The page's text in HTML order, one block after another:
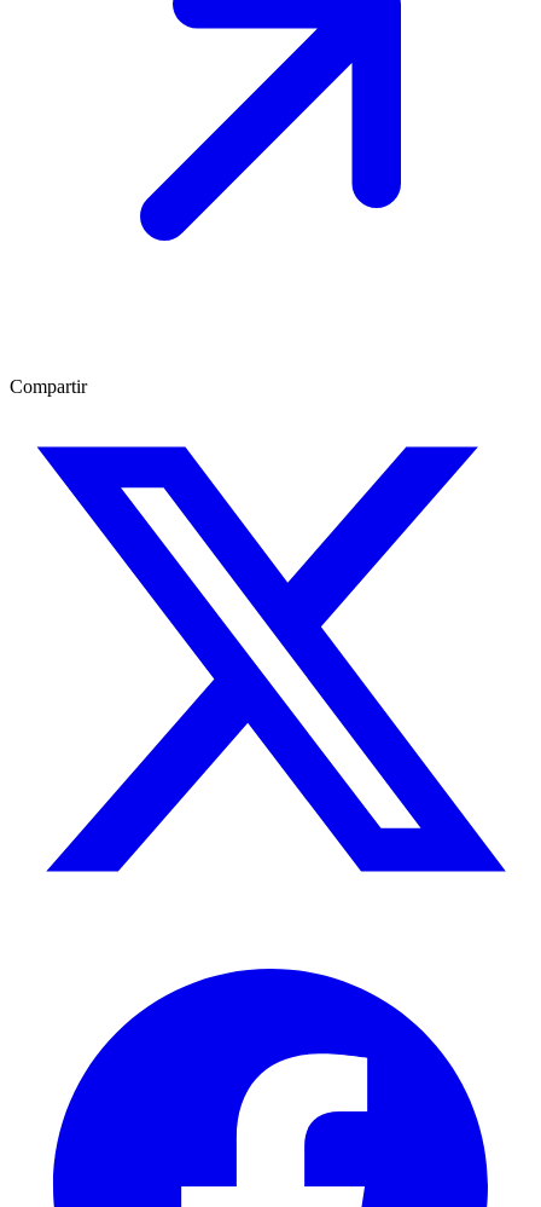
Compartir